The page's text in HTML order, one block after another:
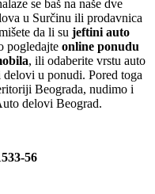
se baš na naše dve
u Surčinu ili prodavnica
da li su jeftini auto
pogledajte online ponudu
, ili odaberite vrstu auto
u ponudi. Pored toga
Beograda, nudimo i
delovi Beograd.
56